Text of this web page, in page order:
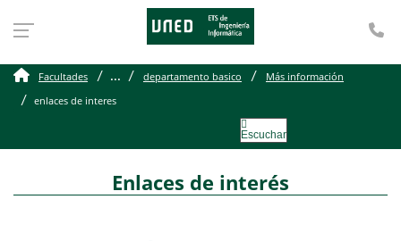
enlaces de interes
Facultades ... departamento basico
Más información
enlaces de interes
Escuchar
Enlaces de interés